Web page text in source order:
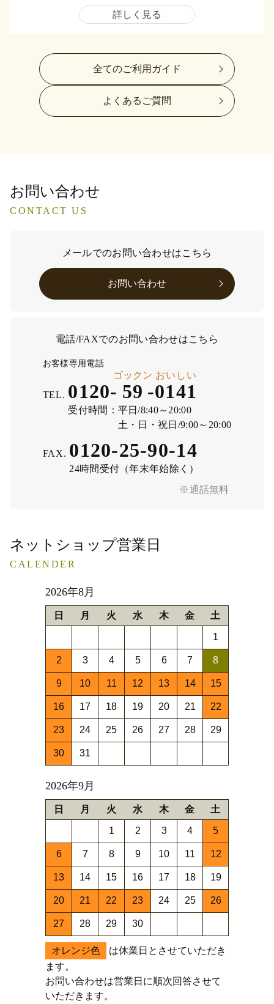
詳しく見る
全てのご利用ガイド
よくあるご質問
お問い合わせ
CONTACT US
メールでのお問い合わせはこちら
お問い合わせ
電話/FAXでのお問い合わせはこちら
※通話無料
お客様専用電話
TEL. 0120- 59
ゴックン
-0141
おいしい
受付時間： 平日/8:40～20:00
土・日・祝日/9:00～20:00
FAX. 0120-25-90-14
24時間受付（年末年始除く）
ネットショップ営業日
CALENDER
2026年8月
日 月 火 水 木 金 土
1
2 3 4 5 6 7 8
9 10 11 12 13 14 15
16 17 18 19 20 21 22
23 24 25 26 27 28 29
30 31
2026年9月
日 月 火 水 木 金 土
1 2 3 4 5
6 7 8 9 10 11 12
13 14 15 16 17 18 19
20 21 22 23 24 25 26
27 28 29 30
オレンジ色
は休業日とさせていただき
ます。
お問い合わせは営業日に順次回答させて
いただきます。